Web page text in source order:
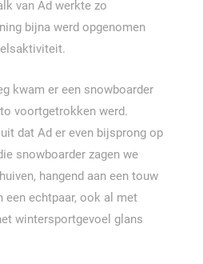
van Ad werkte zo
bijna werd opgenomen
kwam er een snowboarder
voortgetrokken werd.
dat Ad er even bijsprong op
snowboarder zagen we
hangend aan een touw
een echtpaar, ook al met
wintersportgevoel glans